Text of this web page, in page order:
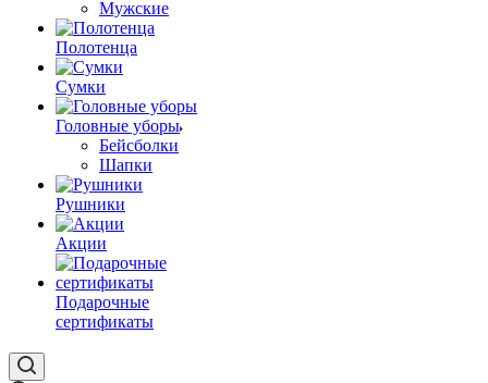
Мужские
Полотенца
Сумки
Головные уборы
Бейсболки
Шапки
Рушники
Акции
Подарочные
сертификаты